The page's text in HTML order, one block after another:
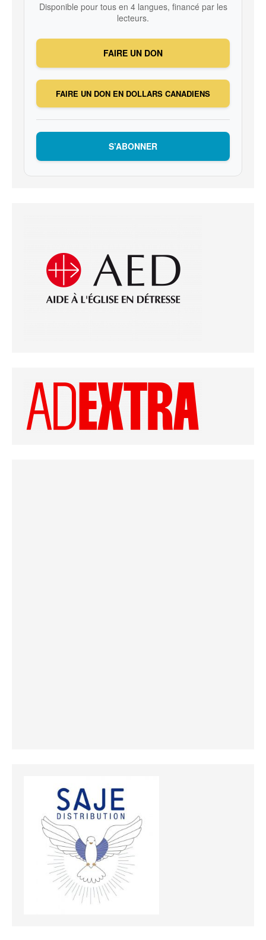
Disponible pour tous en 4 langues, financé par les
lecteurs.
FAIRE UN DON
FAIRE UN DON EN DOLLARS CANADIENS
S’ABONNER